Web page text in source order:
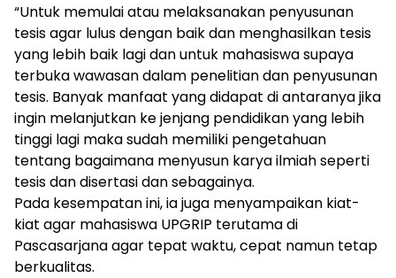
“Untuk memulai atau melaksanakan penyusunan
tesis agar lulus dengan baik dan menghasilkan tesis
yang lebih baik lagi dan untuk mahasiswa supaya
terbuka wawasan dalam penelitian dan penyusunan
tesis. Banyak manfaat yang didapat di antaranya jika
ingin melanjutkan ke jenjang pendidikan yang lebih
tinggi lagi maka sudah memiliki pengetahuan
tentang bagaimana menyusun karya ilmiah seperti
tesis dan disertasi dan sebagainya.
Pada kesempatan ini, ia juga menyampaikan kiat-
kiat agar mahasiswa UPGRIP terutama di
Pascasarjana agar tepat waktu, cepat namun tetap
berkualitas.